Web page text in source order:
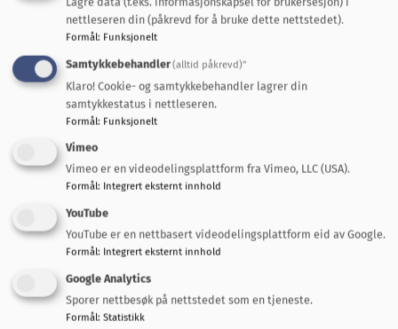
Snakk med oss
Servicetorget Rådhuset
72 40 30 00
Vakttelefoner
nettleseren din (påkrevd for å bruke dette nettstedet).
Formål: Funksjonelt
Samtykkebehandler(alltid påkrevd)"
Klaro! Cookie- og samtykkebehandler lagrer din
samtykkestatus i nettleseren.
Formål: Funksjonelt
Vimeo
Vimeo er en videodelingsplattform fra Vimeo, LLC (USA).
Formål: Integrert eksternt innhold
YouTube
YouTube er en nettbasert videodelingsplattform eid av Google.
Formål: Integrert eksternt innhold
Google Analytics
Sporer nettbesøk på nettstedet som en tjeneste.
Formål: Statistikk